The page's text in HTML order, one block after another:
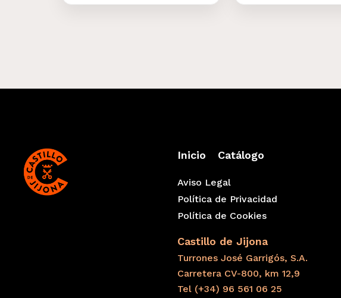
Inicio Catálogo
Aviso Legal
Política de Privacidad
Política de Cookies
Castillo de Jijona
Turrones José Garrigós, S.A.
Carretera CV-800, km 12,9
Tel (+34) 96 561 06 25